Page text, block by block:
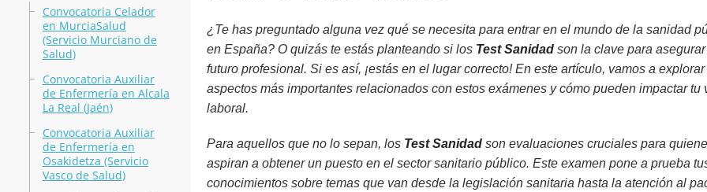
Convocatoria Celador
en MurciaSalud
(Servicio Murciano de
Salud)
Convocatoria Auxiliar
de Enfermería en Alcala
La Real (Jaén)
Convocatoria Auxiliar
de Enfermería en
Osakidetza (Servicio
Vasco de Salud)
¿Te has preguntado alguna vez qué se necesita para entrar en el mundo de la sanidad
en España? O quizás te estás planteando si los Test Sanidadson la clave para asegurar
futuro profesional. Si es así, ¡estás en el lugar correcto! En este artículo, vamos a
aspectos más importantes relacionados con estos exámenes y cómo pueden impactar tu
laboral.
Para aquellos que no lo sepan, los Test Sanidadson evaluaciones cruciales para
aspiran a obtener un puesto en el sector sanitario público. Este examen pone a prueba
conocimientos sobre temas que van desde la legislación sanitaria hasta la atención al